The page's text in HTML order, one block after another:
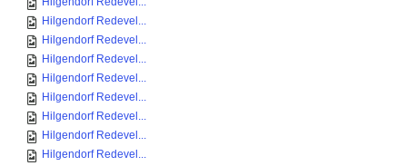
Hilgendorf Redevel...
Hilgendorf Redevel...
Hilgendorf Redevel...
Hilgendorf Redevel...
Hilgendorf Redevel...
Hilgendorf Redevel...
Hilgendorf Redevel...
Hilgendorf Redevel...